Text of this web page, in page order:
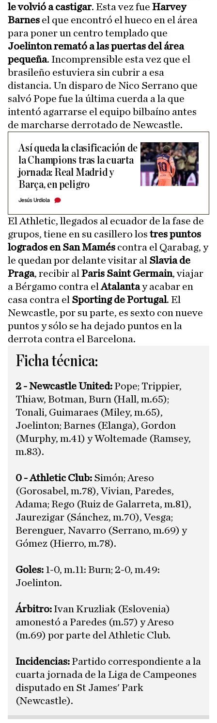
le volvió a castigar. Esta vez fue Harvey
Barnes el que encontró el hueco en el área
para poner un centro templado que
Joelinton remató a las puertas del área
pequeña. Incomprensible esta vez que el
brasileño estuviera sin cubrir a esa
distancia. Un disparo de Nico Serrano que
salvó Pope fue la última cuerda a la que
intentó agarrarse el equipo bilbaíno antes
de marcharse derrotado de Newcastle.
Así queda la clasificación de
la Champions tras la cuarta
jornada: Real Madrid y
Barça, en peligro
Jesús Urdiola
El Athletic, llegados al ecuador de la fase de
grupos, tiene en su casillero los tres puntos
logrados en San Mamés contra el Qarabag, y
le quedan por delante visitar al Slavia de
Praga, recibir al Paris Saint Germain, viajar
a Bérgamo contra elAtalantay acabar en
casa contra el Sporting de Portugal. El
Newcastle, por su parte, es sexto con nueve
puntos y sólo se ha dejado puntos en la
derrota contra el Barcelona.
Ficha técnica:
2 - Newcastle United:Pope; Trippier,
Thiaw, Botman, Burn (Hall, m.65);
Tonali, Guimaraes (Miley, m.65),
Joelinton; Barnes (Elanga), Gordon
(Murphy, m.41) y Woltemade (Ramsey,
m.83).
0 - Athletic Club: Simón; Areso
(Gorosabel, m.78), Vivian, Paredes,
Adama; Rego (Ruiz de Galarreta, m.81),
Jaurezigar (Sánchez, m.70), Vesga;
Berenguer, Navarro (Serrano, m.69) y
Gómez (Hierro, m.78).
Goles: 1-0, m.11: Burn; 2-0, m.49:
Joelinton.
Árbitro:Ivan Kruzliak (Eslovenia)
amonestó a Paredes (m.57) y Areso
(m.69) por parte del Athletic Club.
Incidencias:Partido correspondiente a la
cuarta jornada de la Liga de Campeones
disputado en St James' Park
(Newcastle).